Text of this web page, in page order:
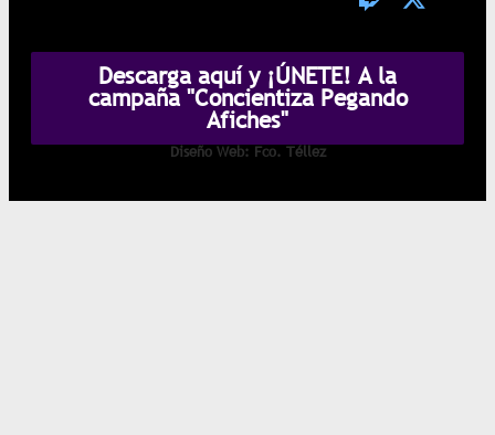
Descarga aquí y ¡ÚNETE! A la
campaña "Concientiza Pegando
Afiches"
Diseño Web: Fco. Téllez